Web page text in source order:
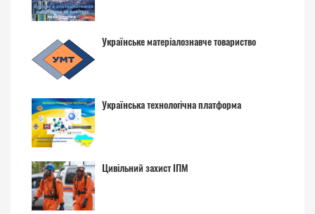
Українське матеріалознавче товариство
Українська технологічна платформа
Цивільний захист ІПМ